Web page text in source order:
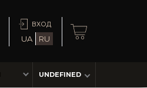
ВХОД
UA RU
UNDEFINED